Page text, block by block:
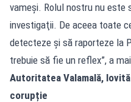
vameşi. Rolul nostru nu
investigaţii. De aceea toate
detecteze şi să raporteze la
trebuie să fie un reflex”, a
Autoritatea Valamală,
corupție